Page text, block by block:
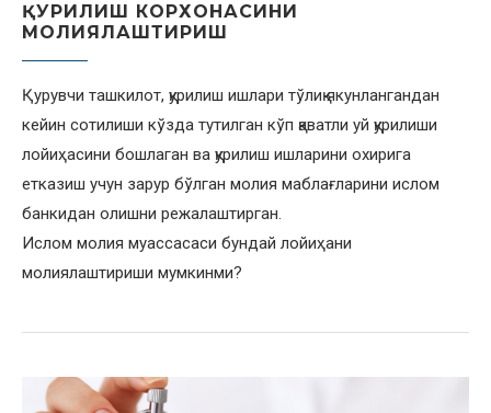
ҚУРИЛИШ КОРХОНАСИНИ
МОЛИЯЛАШТИРИШ
Қурувчи ташкилот, қурилиш ишлари тўлиқ якунлангандан
кейин сотилиши кўзда тутилган кўп қаватли уй қурилиши
лойиҳасини бошлаган ва қурилиш ишларини охирига
етказиш учун зарур бўлган молия маблағларини ислом
банкидан олишни режалаштирган.
Ислом молия муассасаси бундай лойиҳани
молиялаштириши мумкинми?